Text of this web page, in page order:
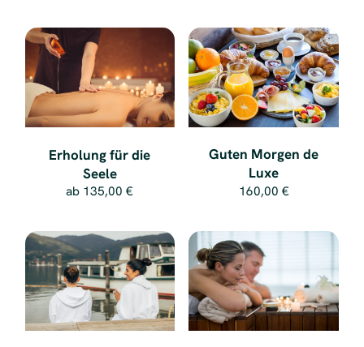
Erholung für die
Seele
ab 135,00 €
Guten Morgen de
Luxe
160,00 €